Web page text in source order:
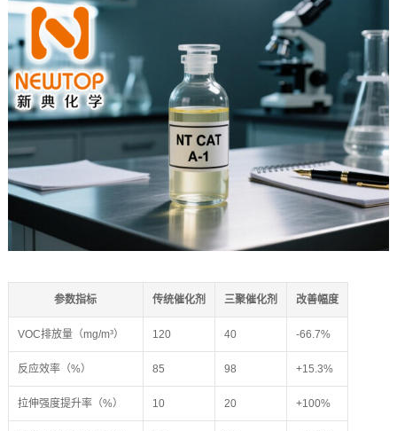
参数指标 传统催化剂 三聚催化剂 改善幅度
VOC排放量（mg/m³） 120 40 -66.7%
反应效率（%） 85 98 +15.3%
拉伸强度提升率（%） 10 20 +100%